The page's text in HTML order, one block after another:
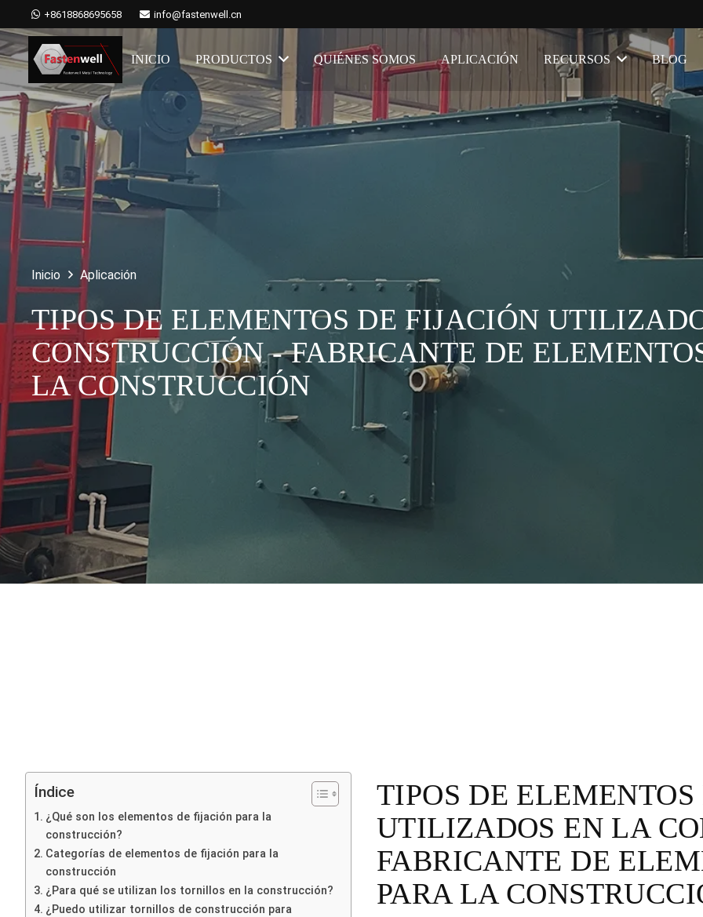
+8618868695658 info@fastenwell.cn
INICIO PRODUCTOS QUIÉNES SOMOS APLICACIÓN RECURSOS BLOG
Inicio Aplicación
TIPOS DE ELEMENTOS DE FIJACIÓN
CONSTRUCCIÓN - FABRICANTE DE
LA CONSTRUCCIÓN
Índice
¿Qué son los elementos de fijación para la
construcción?
Categorías de elementos de fijación para la
construcción
¿Para qué se utilizan los tornillos en la construcción?
¿Puedo utilizar tornillos de construcción para
TIPOS DE
UTILIZADOS EN LA
FABRICANTE DE
PARA LA